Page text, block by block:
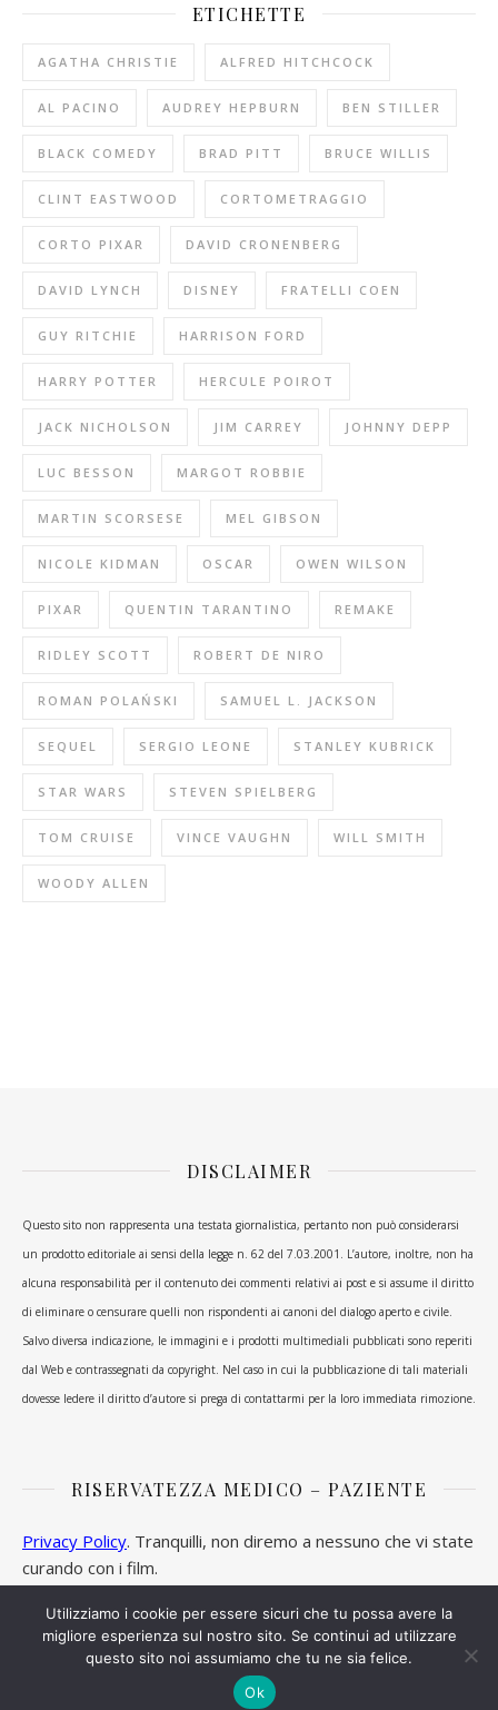
ETICHETTE
AGATHA CHRISTIE ALFRED HITCHCOCK
AL PACINO AUDREY HEPBURN BEN STILLER
BLACK COMEDY BRAD PITT BRUCE WILLIS
CLINT EASTWOOD CORTOMETRAGGIO
CORTO PIXAR DAVID CRONENBERG
DAVID LYNCH DISNEY FRATELLI COEN
GUY RITCHIE HARRISON FORD
HARRY POTTER HERCULE POIROT
JACK NICHOLSON JIM CARREY JOHNNY DEPP
LUC BESSON MARGOT ROBBIE
MARTIN SCORSESE MEL GIBSON
NICOLE KIDMAN OSCAR OWEN WILSON
PIXAR QUENTIN TARANTINO REMAKE
RIDLEY SCOTT ROBERT DE NIRO
ROMAN POLAŃSKI SAMUEL L. JACKSON
SEQUEL SERGIO LEONE STANLEY KUBRICK
STAR WARS STEVEN SPIELBERG
TOM CRUISE VINCE VAUGHN WILL SMITH
WOODY ALLEN
DISCLAIMER
Questo sito non rappresenta una testata giornalistica, pertanto non può considerarsi
un prodotto editoriale ai sensi della legge n. 62 del 7.03.2001. L’autore, inoltre, non ha
alcuna responsabilità per il contenuto dei commenti relativi ai post e si assume il diritto
di eliminare o censurare quelli non rispondenti ai canoni del dialogo aperto e civile.
Salvo diversa indicazione, le immagini e i prodotti multimediali pubblicati sono reperiti
dal Web e contrassegnati da copyright. Nel caso in cui la pubblicazione di tali materiali
dovesse ledere il diritto d’autore si prega di contattarmi per la loro immediata rimozione.
RISERVATEZZA MEDICO – PAZIENTE
Privacy Policy. Tranquilli, non diremo a nessuno che vi state
curando con i film.
Ashe Tema di WP Royal
Utilizziamo i cookie per essere sicuri che tu possa avere la
migliore esperienza sul nostro sito. Se continui ad utilizzare
questo sito noi assumiamo che tu ne sia felice.
Ok